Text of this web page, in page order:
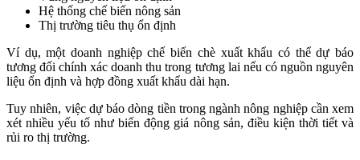
Hệ thống chế biến nông sản
Thị trường tiêu thụ ổn định
Ví dụ, một doanh nghiệp chế biến chè xuất khẩu có thể dự báo
tương đối chính xác doanh thu trong tương lai nếu có nguồn nguyên
liệu ổn định và hợp đồng xuất khẩu dài hạn.
Tuy nhiên, việc dự báo dòng tiền trong ngành nông nghiệp cần xem
xét nhiều yếu tố như biến động giá nông sản, điều kiện thời tiết và
rủi ro thị trường.